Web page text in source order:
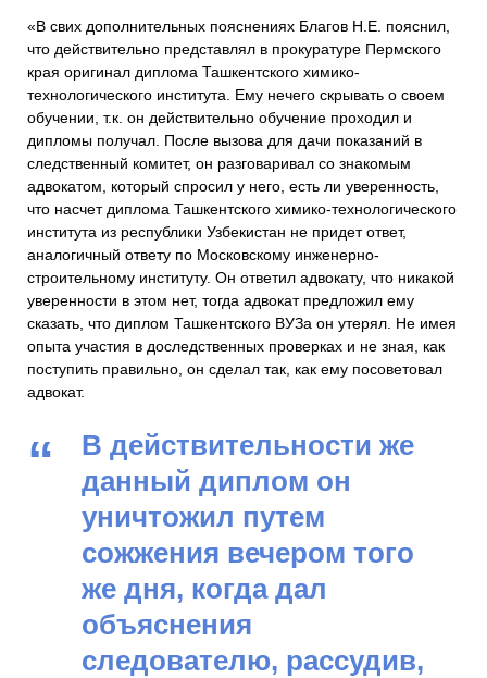
«В свих дополнительных пояснениях Благов Н.Е. пояснил,
что действительно представлял в прокуратуре Пермского
края оригинал диплома Ташкентского химико-
технологического института. Ему нечего скрывать о своем
обучении, т.к. он действительно обучение проходил и
дипломы получал. После вызова для дачи показаний в
следственный комитет, он разговаривал со знакомым
адвокатом, который спросил у него, есть ли уверенность,
что насчет диплома Ташкентского химико-технологического
института из республики Узбекистан не придет ответ,
аналогичный ответу по Московскому инженерно-
строительному институту. Он ответил адвокату, что никакой
уверенности в этом нет, тогда адвокат предложил ему
сказать, что диплом Ташкентского ВУЗа он утерял. Не имея
опыта участия в доследственных проверках и не зная, как
поступить правильно, он сделал так, как ему посоветовал
адвокат.
В действительности же
данный диплом он
уничтожил путем
сожжения вечером того
же дня, когда дал
объяснения
следователю, рассудив,